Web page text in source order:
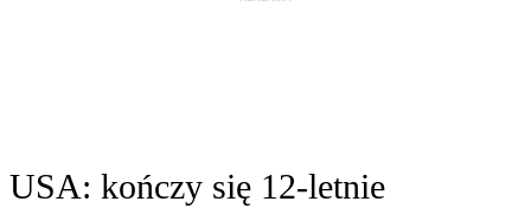
USA: kończy się 12-letnie